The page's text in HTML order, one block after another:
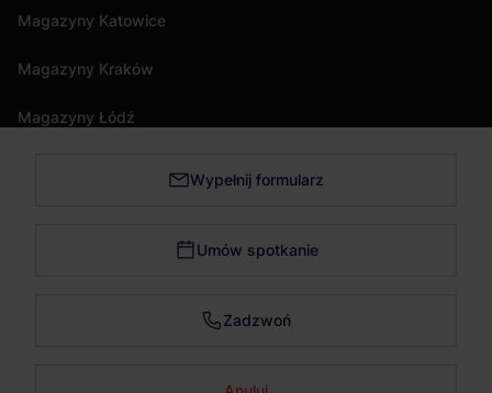
Magazyny Katowice
Magazyny Kraków
Magazyny Łódź
Magazyny Trójmiasto Wypełnij formularz
Umów spotkanie
Zadzwoń